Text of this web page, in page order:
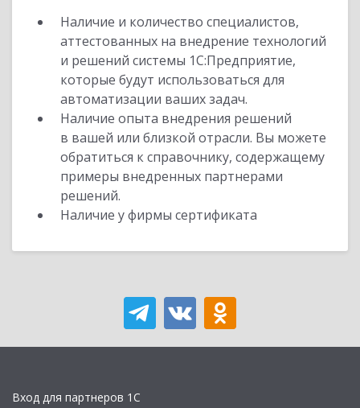
Наличие и количество специалистов,
аттестованных на внедрение технологий
и решений системы 1С:Предприятие,
которые будут использоваться для
автоматизации ваших задач.
Наличие опыта внедрения решений
в вашей или близкой отрасли. Вы можете
обратиться к справочнику, содержащему
примеры внедренных партнерами
решений.
Наличие у фирмы сертификата
Вход для партнеров 1С